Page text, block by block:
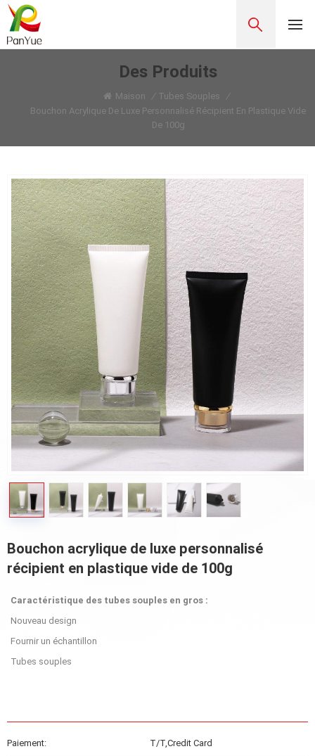
Des Produits
Maison / Tubes Souples
/
Bouchon Acrylique De Luxe Personnalisé Récipient En Plastique Vide
De 100g
Bouchon acrylique de luxe personnalisé
récipient en plastique vide de 100g
Caractéristique des tubes souples en gros :
Nouveau design
Fournir un échantillon
Tubes souples
Paiement: T/T,Credit Card